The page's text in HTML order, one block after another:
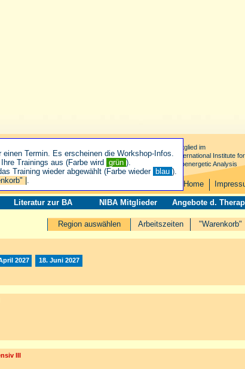
Mitglied im
International Institute for
Bioenergetic Analysis
Home
Literatur zur BA NIBA Mitglieder Angebote d.
Arbeitszeiten "Warenkorb"
Region auswählen
2027 18. Juni 2027
III
einen Termin. Es erscheinen die Workshop-Infos.
Trainings aus (Farbe wird grün ).
Training wieder abgewählt (Farbe wieder blau ).
| .